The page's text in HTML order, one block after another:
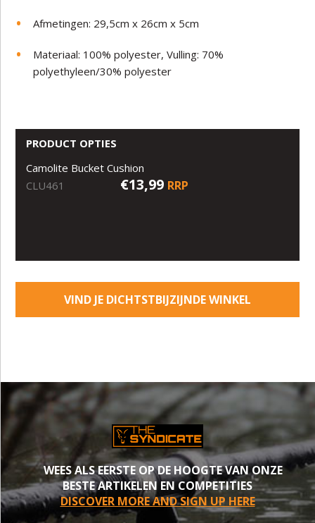
Afmetingen: 29,5cm x 26cm x 5cm
Materiaal: 100% polyester, Vulling: 70%
polyethyleen/30% polyester
PRODUCT OPTIES
Camolite Bucket Cushion
CLU461
€13,99 RRP
VIND JE DICHTSTBIJZIJNDE WINKEL
WEES ALS EERSTE OP DE HOOGTE VAN ONZE
BESTE ARTIKELEN EN COMPETITIES
DISCOVER MORE AND SIGN UP HERE